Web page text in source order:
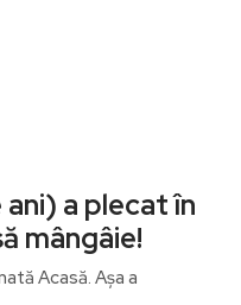
a plecat în
mângâie!
Acasă. Așa a